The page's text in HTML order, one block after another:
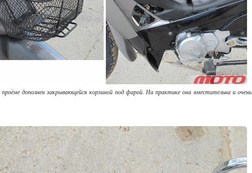
проёме дополнен закрывающейся корзиной под фарой. На практике она вместительна и очень